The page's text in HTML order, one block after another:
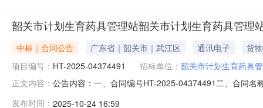
韶关市计划生育药具管理站韶关市计划生育药具管理
中标｜合同公告 广东省｜韶关市｜武江区 通讯电子
货物
项目编号： HT-2025-04374491 招标单位： 韶关市计划生育药具
正文内容： 公告内容：一、合同编号HT-2025-04374491二、合同
发布时间： 2025-10-24 16:59